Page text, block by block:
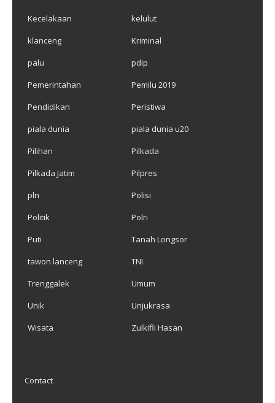
Kecelakaan
kelulut
klanceng
Kriminal
palu
pdip
Pemerintahan
Pemilu 2019
Pendidikan
Peristiwa
piala dunia
piala dunia u20
Pilihan
Pilkada
Pilkada Jatim
Pilpres
pln
Polisi
Politik
Polri
Puti
Tanah Longsor
tawon lanceng
TNI
Trenggalek
Umum
Unik
Unjukrasa
Wisata
Zulkifli Hasan
Contact